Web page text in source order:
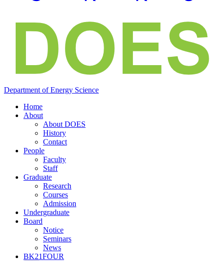
Department ofEnergy Science
Home
About
About DOES
History
Contact
People
Faculty
Staff
Graduate
Research
Courses
Admission
Undergraduate
Board
Notice
Seminars
News
BK21FOUR